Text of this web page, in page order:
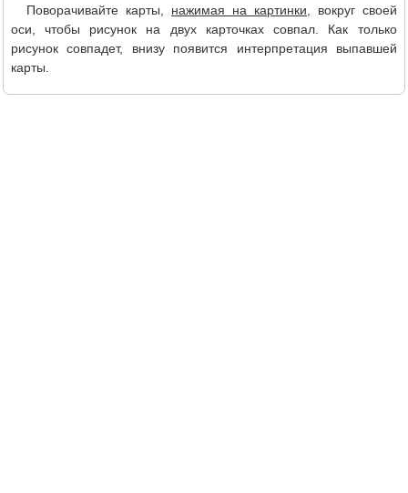
Поворачивайте карты, нажимая на картинки , вокруг своей
оси, чтобы рисунок на двух карточках совпал. Как только
рисунок совпадет, внизу появится интерпретация выпавшей
карты.